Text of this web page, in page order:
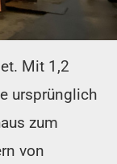
Mit 1,2
ursprünglich
zum
von